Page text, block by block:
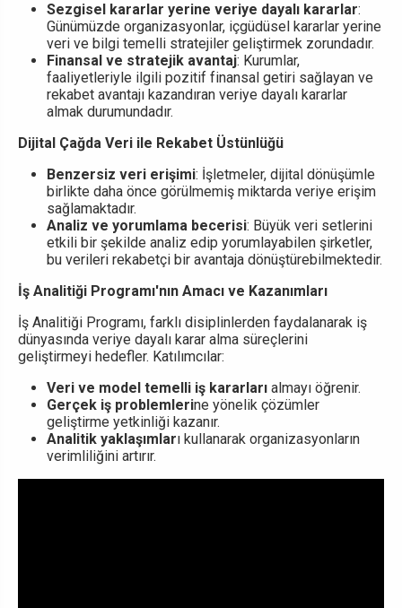
Sezgisel kararlar yerine veriye dayalı kararlar:
Günümüzde organizasyonlar, içgüdüsel kararlar yerine
veri ve bilgi temelli stratejiler geliştirmek zorundadır.
Finansal ve stratejik avantaj: Kurumlar,
faaliyetleriyle ilgili pozitif finansal getiri sağlayan ve
rekabet avantajı kazandıran veriye dayalı kararlar
almak durumundadır.
Dijital Çağda Veri ile Rekabet Üstünlüğü
Benzersiz veri erişimi: İşletmeler, dijital dönüşümle
birlikte daha önce görülmemiş miktarda veriye erişim
sağlamaktadır.
Analiz ve yorumlama becerisi: Büyük veri setlerini
etkili bir şekilde analiz edip yorumlayabilen şirketler,
bu verileri rekabetçi bir avantaja dönüştürebilmektedir.
İş Analitiği Programı'nın Amacı ve Kazanımları
İş Analitiği Programı, farklı disiplinlerden faydalanarak iş
dünyasında veriye dayalı karar alma süreçlerini
geliştirmeyi hedefler. Katılımcılar:
Veri ve model temelli iş kararları almayı öğrenir.
Gerçek iş problemlerine yönelik çözümler
geliştirme yetkinliği kazanır.
Analitik yaklaşımları kullanarak organizasyonların
verimliliğini artırır.